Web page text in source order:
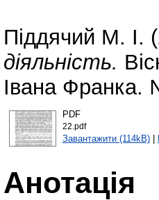
Піддячий М. І.
діяльність.
Івана
PDF
22.pdf
Завантажити (114kB)|
Анотація